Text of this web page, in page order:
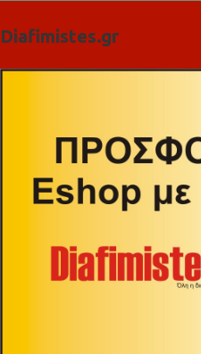
Diafimistes.gr